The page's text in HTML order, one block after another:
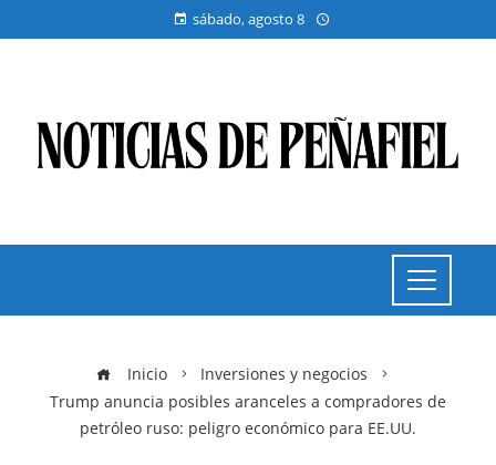
sábado, agosto 8
Inicio
Inversiones y negocios
Trump anuncia posibles aranceles a compradores de
petróleo ruso: peligro económico para EE.UU.